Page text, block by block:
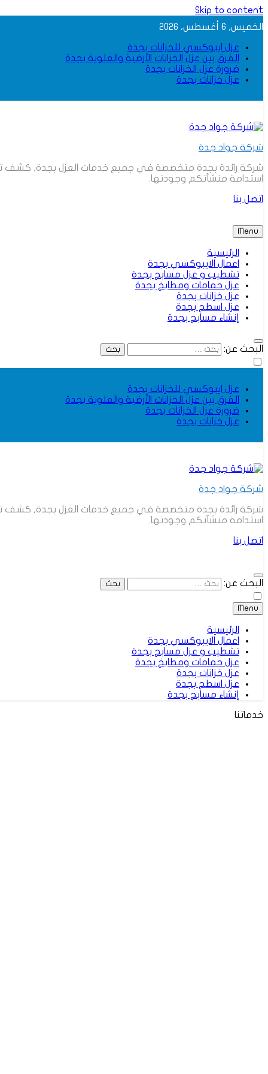
Skip to content
الخميس, 6 أغسطس، 2026
عزل ايبوكسي للخزانات بجدة
الفرق بين عزل الخزانات الأرضية والعلوية بجدة
ضرورة عزل الخزانات بجدة
عزل خزانات بجدة
شركة جواد جدة
شركة رائدة بجدة متخصصة في جميع خدمات العزل بجدة, كشف
استدامة منشآتكم وجودتها.
اتصل بنا
Menu
الرئيسية
اعمال الايبوكسي بجدة
تشطيب و عزل مسابح بجدة
عزل حمامات ومطابخ بجدة
عزل خزانات بجدة
عزل اسطح بجدة
إنشاء مسابح بجدة
البحث عن:
عزل ايبوكسي للخزانات بجدة
الفرق بين عزل الخزانات الأرضية والعلوية بجدة
ضرورة عزل الخزانات بجدة
عزل خزانات بجدة
شركة جواد جدة
شركة رائدة بجدة متخصصة في جميع خدمات العزل بجدة, كشف
استدامة منشآتكم وجودتها.
اتصل بنا
البحث عن:
Menu
الرئيسية
اعمال الايبوكسي بجدة
تشطيب و عزل مسابح بجدة
عزل حمامات ومطابخ بجدة
عزل خزانات بجدة
عزل اسطح بجدة
إنشاء مسابح بجدة
خدماتنا